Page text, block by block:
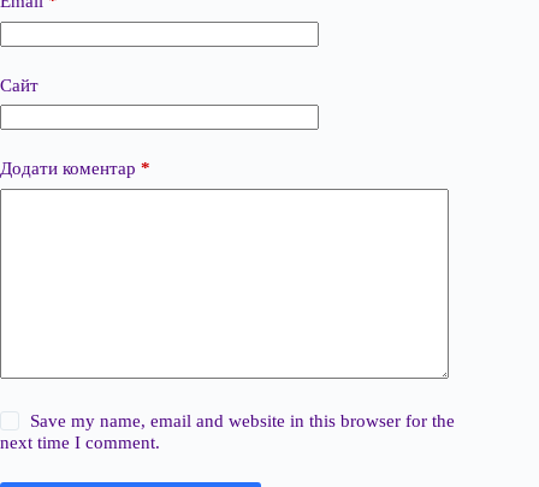
Сайт
Додати коментар *
Save my name, email and website in this browser for the
next time I comment.